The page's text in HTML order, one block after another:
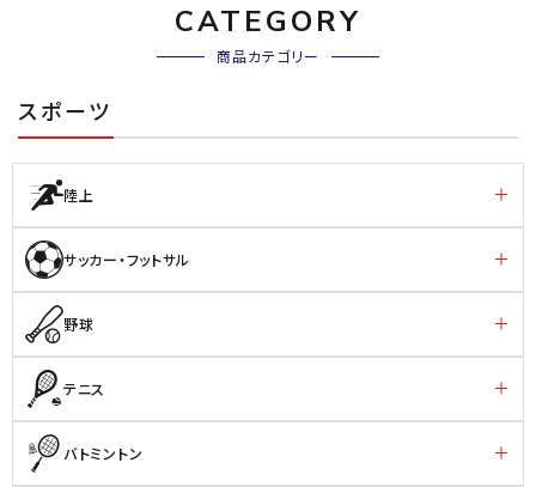
CATEGORY
商品カテゴリー
スポーツ
陸上
サッカー・フットサル
野球
テニス
バトミントン